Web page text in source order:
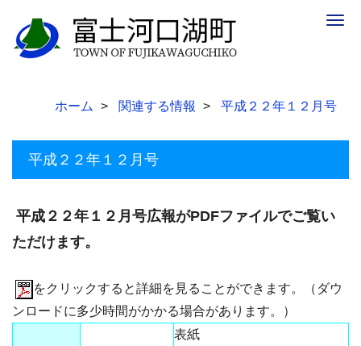
ホーム 関連する情報 平成２２年１２月号
平成２２年１２月号
平成２２年１２月号広報がPDFファイルでご覧い
ただけます。
をクリックすると詳細を見ることができます。（ダウ
ンロードに多少時間がかかる場合があります。）
表紙